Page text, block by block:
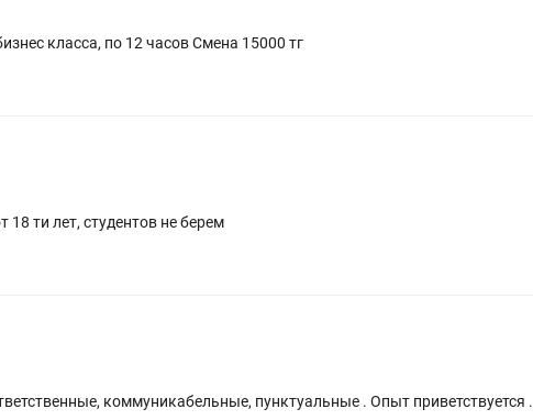
Требуется кассир раздатчик! Столовая бизнес класса, по 12 часов Смена 15000 тг
ти лет, студентов не берем
коммуникабельные, пунктуальные . Опыт приветствуется . График 6/1 С 8:00 до 20:00 Оплата